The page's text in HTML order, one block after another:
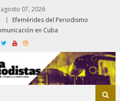
07, 2026
Efemérides del Periodismo
en Cuba